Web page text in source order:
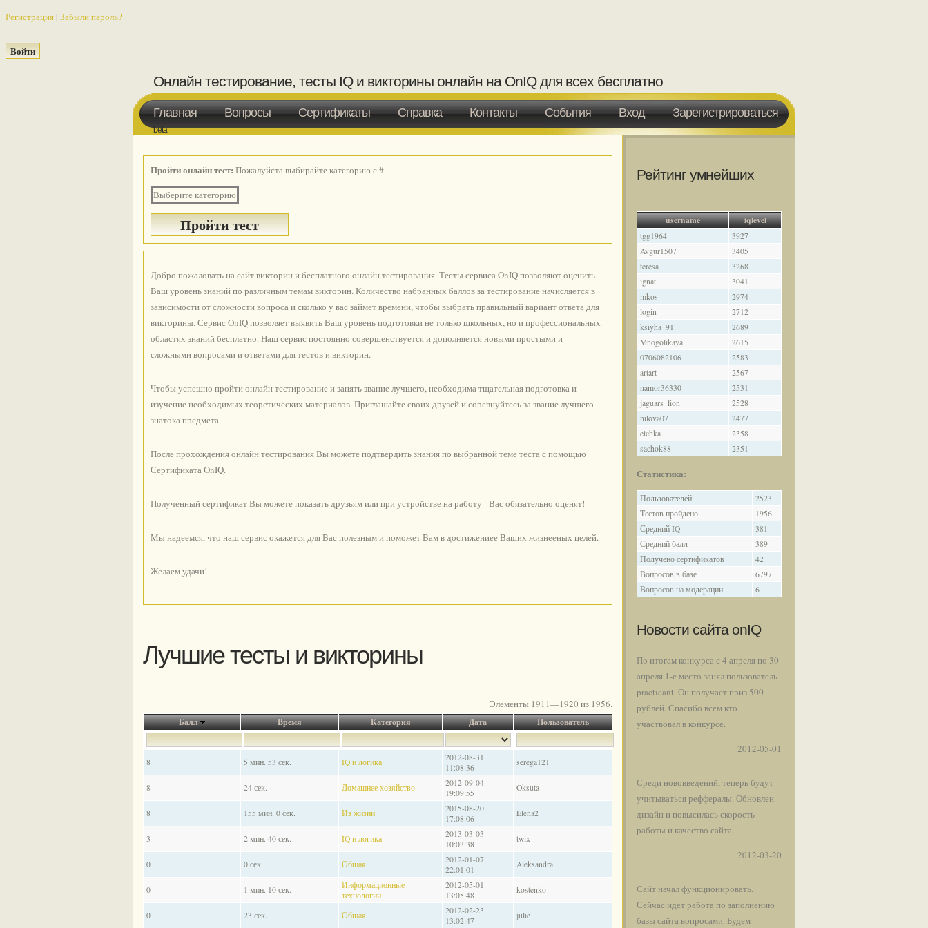
Регистрация | Забыли пароль?
Онлайн тестирование, тесты IQ и викторины онлайн на OnIQ для всех бесплатно
beta
Главная Вопросы Сертификаты Справка Контакты События Вход Зарегистрироваться
Пройти онлайн тест: Пожалуйста выбирайте категорию с #.
Выберите категорию
Добро пожаловать на сайт викторин и бесплатного онлайн тестирования. Тесты сервиса OnIQ позволяют оценить
Ваш уровень знаний по различным темам викторин. Количество набранных баллов за тестирование начисляется в
зависимости от сложности вопроса и сколько у вас займет времени, чтобы выбрать правильный вариант ответа для
викторины. Сервис OnIQ позволяет выявить Ваш уровень подготовки не только школьных, но и профессиональных
областях знаний бесплатно. Наш сервис постоянно совершенствуется и дополняется новыми простыми и
сложными вопросами и ответами для тестов и викторин.
Чтобы успешно пройти онлайн тестирование и занять звание лучшего, необходима тщательная подготовка и
изучение необходимых теоретических материалов. Приглашайте своих друзей и соревнуйтесь за звание лучшего
знатока предмета.
После прохождения онлайн тестирования Вы можете подтвердить знания по выбранной теме теста с помощью
Сертификата OnIQ.
Полученный сертификат Вы можете показать друзьям или при устройстве на работу - Вас обязательно оценят!
Мы надеемся, что наш сервис окажется для Вас полезным и поможет Вам в достижениее Ваших жизнееных целей.
Желаем удачи!
Лучшие тесты и викторины
Элементы 1911—1920 из 1956.
Балл Время Категория Дата Пользователь
8 5 мин. 53 сек. IQ и логика
2012-08-31
11:08:36
serega121
8 24 сек. Домашнее хозяйство
2012-09-04
19:09:55
Oksuta
8 155 мин. 0 сек. Из жизни
2015-08-20
17:08:06
Elena2
3 2 мин. 40 сек. IQ и логика
2013-03-03
10:03:38
twix
0 0 сек. Общая
2012-01-07
22:01:01
Aleksandra
0 1 мин. 10 сек.
Информационные
технологии
2012-05-01
13:05:48
kostenko
0 23 сек. Общая
2012-02-23
13:02:47
julie
Рейтинг умнейших
username iqlevel
tgg1964
3927
Avgur1507
3405
teresa
3268
ignat
3041
mkos
2974
login
2712
ksiyha_91
2689
Mnogolikaya
2615
0706082106
2583
artart
2567
namor36330
2531
jaguars_lion
2528
nilova07
2477
elchka
2358
sachok88
2351
Статистика:
Пользователей
2523
Тестов пройдено
1956
Средний IQ
381
Средний балл
389
Получено сертификатов
42
Вопросов в базе
6797
Вопросов на модерации
6
Новости сайта onIQ
По итогам конкурса с 4 апреля по 30
апреля 1-е место занял пользователь
practicant. Он получает приз 500
рублей. Спасибо всем кто
участвовал в конкурсе.
2012-05-01
Среди нововведений, теперь будут
учитываться реффералы. Обновлен
дизайн и повысилась скорость
работы и качество сайта.
2012-03-20
Сайт начал функционировать.
Сейчас идет работа по заполнению
базы сайта вопросами. Будем